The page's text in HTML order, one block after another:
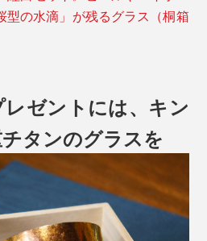
型の水滴」が残るグラス（桐箱
ゼントには、キン
タンのグラスを